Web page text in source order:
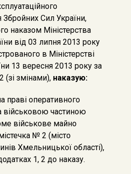
Збройних Сил України,
наказом Міністерства
від 03 липня 2013 року
в Міністерстві
13 вересня 2013 року за
змінами), наказую:
праві оперативного
військовою частиною
військове майно
№ 2 (місто
Хмельницької області),
1, 2 до наказу.